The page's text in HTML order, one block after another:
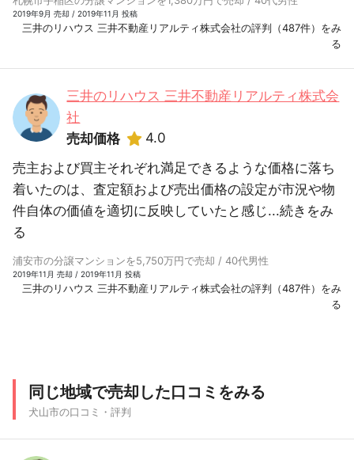
2019年9月 売却 / 2019年11月 投稿
三井のリハウス 三井不動産リアルティ株式会社の評判（487件）をみ
る
三井のリハウス 三井不動産リアルティ株式会
社
売却価格
4.0
売主および買主それぞれ満足できるような価格に落ち
着いたのは、査定額および売出価格の設定が市況や物
件自体の価値を適切に反映していたと感じ...続きをみ
る
浦安市の分譲マンションを5,750万円で売却 / 40代男性
2019年11月 売却 / 2019年11月 投稿
三井のリハウス 三井不動産リアルティ株式会社の評判（487件）をみ
る
同じ地域で売却した口コミをみる
犬山市の口コミ・評判